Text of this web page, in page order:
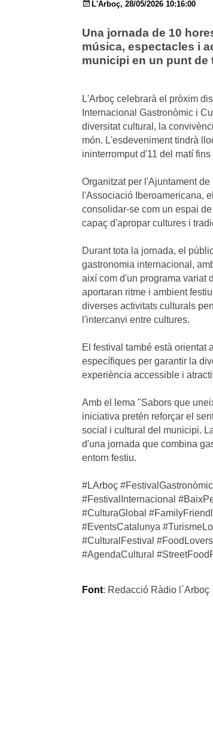
L'Arboç, 28/05/2026 10:16:00
Una jornada de 10
música, espectacles i
municipi en un punt de
L'Arboç celebrarà el pròxim
Internacional Gastronòmic i
diversitat cultural, la
món. L'esdeveniment tindrà
ininterromput d'11 del matí
Organitzat per l'Ajuntament
l'Associació Iberoamericana,
consolidar-se com un espai
capaç d'apropar cultures i
Durant tota la jornada, el
gastronomia internacional,
així com d'un programa variat
aportaran ritme i ambient
diverses activitats culturals
l'intercanvi entre cultures.
El festival també està orientat
específiques per garantir la
experiència accessible i
Amb el lema "Sabors que
iniciativa pretén reforçar el
social i cultural del municipi.
d'una jornada que combina
entorn festiu.
#LArboç
#FestivalInternacional
#CulturaGlobal
#EventsCatalunya
#CulturalFestival
#AgendaCultural #
Font: Redacció Ràdio l´Arboç